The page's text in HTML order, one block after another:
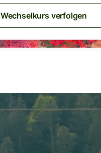
Wechselkurs verfolgen